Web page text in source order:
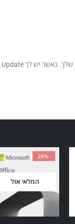
-28%
המלאי אזל